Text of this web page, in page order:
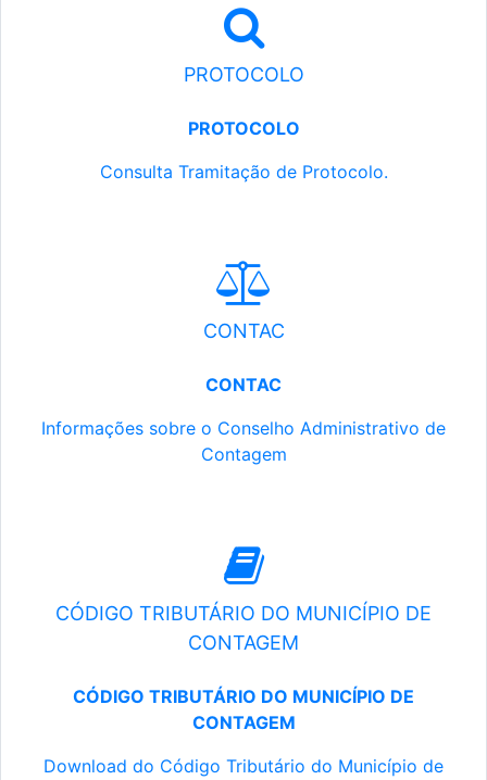
PROTOCOLO
PROTOCOLO
Consulta Tramitação de Protocolo.
CONTAC
CONTAC
Informações sobre o Conselho Administrativo de
Contagem
CÓDIGO TRIBUTÁRIO DO MUNICÍPIO DE
CONTAGEM
CÓDIGO TRIBUTÁRIO DO MUNICÍPIO DE
CONTAGEM
Download do Código Tributário do Município de